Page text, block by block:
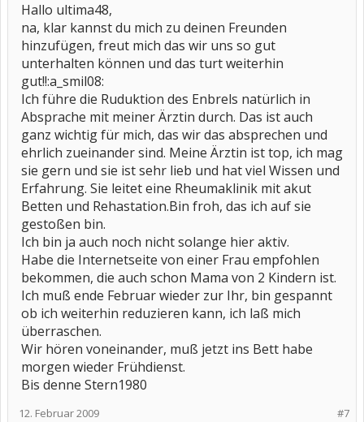
Hallo ultima48,
na, klar kannst du mich zu deinen Freunden
hinzufügen, freut mich das wir uns so gut
unterhalten können und das turt weiterhin
gut!!:a_smil08:
Ich führe die Ruduktion des Enbrels natürlich in
Absprache mit meiner Ärztin durch. Das ist auch
ganz wichtig für mich, das wir das absprechen und
ehrlich zueinander sind. Meine Ärztin ist top, ich mag
sie gern und sie ist sehr lieb und hat viel Wissen und
Erfahrung. Sie leitet eine Rheumaklinik mit akut
Betten und Rehastation.Bin froh, das ich auf sie
gestoßen bin.
Ich bin ja auch noch nicht solange hier aktiv.
Habe die Internetseite von einer Frau empfohlen
bekommen, die auch schon Mama von 2 Kindern ist.
Ich muß ende Februar wieder zur Ihr, bin gespannt
ob ich weiterhin reduzieren kann, ich laß mich
überraschen.
Wir hören voneinander, muß jetzt ins Bett habe
morgen wieder Frühdienst.
Bis denne Stern1980
#7
12. Februar 2009